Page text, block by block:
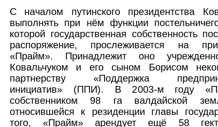
С началом путинского президентства
выполнять при нём функции
которой государственная собственность
распоряжение, прослеживается на
«Прайм». Принадлежит оно
Ковальчуком и его сыном Борисом
партнерству «Поддержка
инициатив» (ППИ). В 2003-м году
собственником 98 га валдайской
относившейся к резиденции главы
того, «Прайм» арендует ещё 58